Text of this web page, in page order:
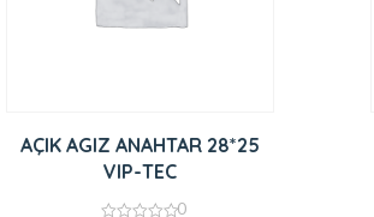
AÇIK AGIZ ANAHTAR 28*25
VIP-TEC
0